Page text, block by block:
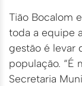
Tião Bocalom
toda a equipe
gestão é levar
população. “É
Secretaria